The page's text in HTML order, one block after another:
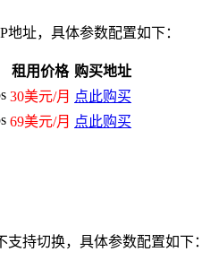
址，具体参数配置如下：
租用价格 购买地址
30美元/月 点此购买
69美元/月 点此购买
持切换，具体参数配置如下：